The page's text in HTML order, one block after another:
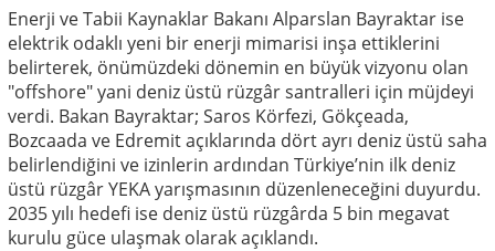
Enerji ve Tabii Kaynaklar Bakanı Alparslan Bayraktar ise
elektrik odaklı yeni bir enerji mimarisi inşa ettiklerini
belirterek, önümüzdeki dönemin en büyük vizyonu olan
"offshore" yani deniz üstü rüzgâr santralleri için müjdeyi
verdi. Bakan Bayraktar; Saros Körfezi, Gökçeada,
Bozcaada ve Edremit açıklarında dört ayrı deniz üstü saha
belirlendiğini ve izinlerin ardından Türkiye’nin ilk deniz
üstü rüzgâr YEKA yarışmasının düzenleneceğini duyurdu.
2035 yılı hedefi ise deniz üstü rüzgârda 5 bin megavat
kurulu güce ulaşmak olarak açıklandı.